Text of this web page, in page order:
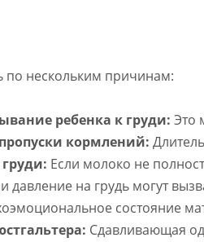
по нескольким причинам:
ребенка к груди: Это
кормлений:
Если молоко не
давление на грудь могут
состояние
Сдавливающая